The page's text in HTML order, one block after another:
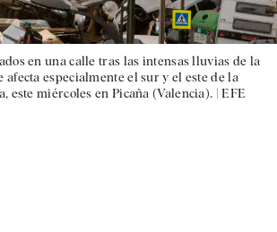
en una calle tras las intensas lluvias de la
afecta especialmente el sur y el este de la
este miércoles en Picaña (Valencia). |EFE